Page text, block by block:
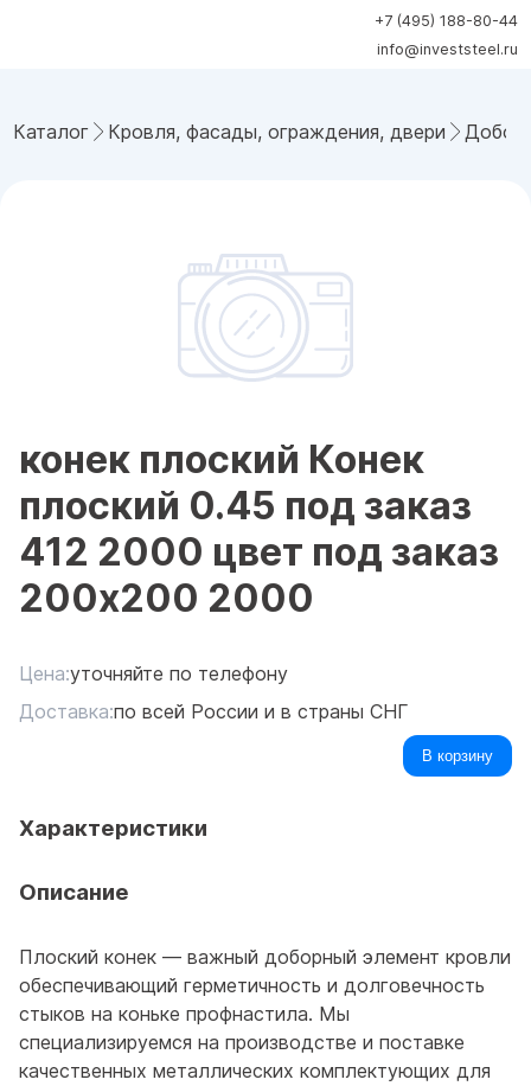
+7 (495) 188-80-44
info@investsteel.ru
Каталог Кровля, фасады, ограждения, двери
конек плоский Конек
плоский 0.45 под заказ
412 2000 цвет под заказ
200x200 2000
Цена:уточняйте по телефону
Доставка:по всей России и в страны СНГ
В корзину
Характеристики
Описание
Плоский конек — важный доборный элемент кровли
обеспечивающий герметичность и долговечность
стыков на коньке профнастила. Мы
специализируемся на производстве и поставке
качественных металлических комплектующих для